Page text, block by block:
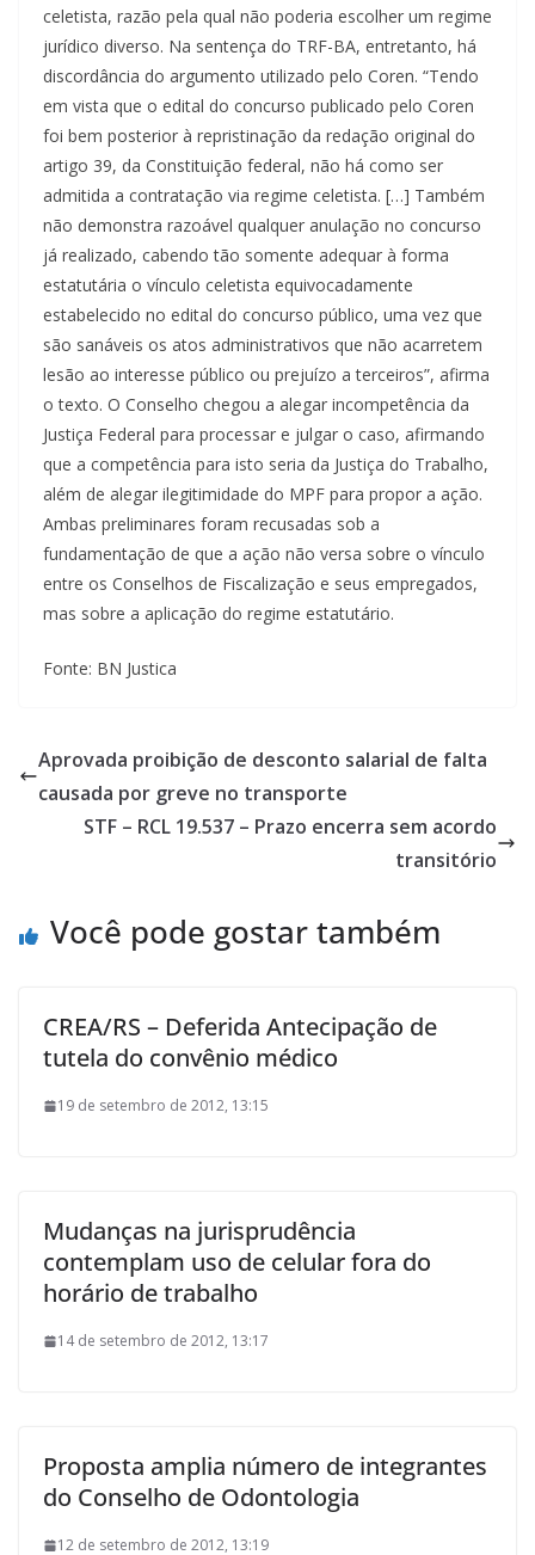
celetista, razão pela qual não poderia escolher um regime
jurídico diverso. Na sentença do TRF-BA, entretanto, há
discordância do argumento utilizado pelo Coren. “Tendo
em vista que o edital do concurso publicado pelo Coren
foi bem posterior à repristinação da redação original do
artigo 39, da Constituição federal, não há como ser
admitida a contratação via regime celetista. […] Também
não demonstra razoável qualquer anulação no concurso
já realizado, cabendo tão somente adequar à forma
estatutária o vínculo celetista equivocadamente
estabelecido no edital do concurso público, uma vez que
são sanáveis os atos administrativos que não acarretem
lesão ao interesse público ou prejuízo a terceiros”, afirma
o texto. O Conselho chegou a alegar incompetência da
Justiça Federal para processar e julgar o caso, afirmando
que a competência para isto seria da Justiça do Trabalho,
além de alegar ilegitimidade do MPF para propor a ação.
Ambas preliminares foram recusadas sob a
fundamentação de que a ação não versa sobre o vínculo
entre os Conselhos de Fiscalização e seus empregados,
mas sobre a aplicação do regime estatutário.
Fonte: BN Justica
Aprovada proibição de desconto salarial de falta
causada por greve no transporte
STF – RCL 19.537 – Prazo encerra sem acordo
transitório
Você pode gostar também
CREA/RS – Deferida Antecipação de
tutela do convênio médico
19 de setembro de 2012, 13:15
Mudanças na jurisprudência
contemplam uso de celular fora do
horário de trabalho
14 de setembro de 2012, 13:17
Proposta amplia número de integrantes
do Conselho de Odontologia
12 de setembro de 2012, 13:19